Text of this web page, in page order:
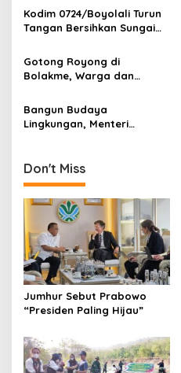
g
a
t
i
o
n
Kodim 0724/Boyolali Turun
Tangan Bersihkan Sungai
Gotong Royong di
Bolakme, Warga dan
Lingkungan demi Kampung
yang Lebih Sehat
Bangun Budaya
Lingkungan, Menteri
Krisis Iklim
Don't Miss
Jumhur Sebut Prabowo
“Presiden Paling Hijau”